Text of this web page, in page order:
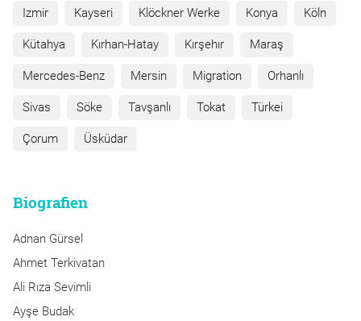
Izmir Kayseri Klöckner Werke Konya Köln
Kütahya Kırhan-Hatay Kırşehır Maraş
Mercedes-Benz Mersin Migration Orhanlı
Sivas Söke Tavşanlı Tokat Türkei
Çorum Üsküdar
Biografien
Adnan Gürsel
Ahmet Terkivatan
Ali Rıza Sevimli
Ayşe Budak